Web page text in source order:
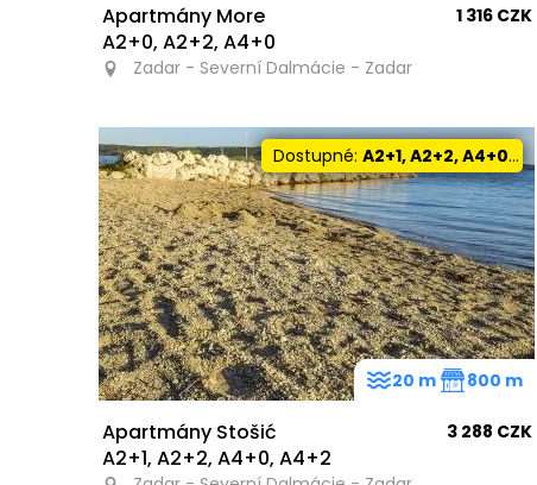
Apartmány More
A2+0, A2+2, A4+0
1 316 CZK
Zadar - Severní Dalmácie - Zadar
Dostupné:A2+1, A2+2, A4+0, A4+2
Apartmány Stošić
A2+1, A2+2, A4+0, A4+2
3 288 CZK
20 m 800 m